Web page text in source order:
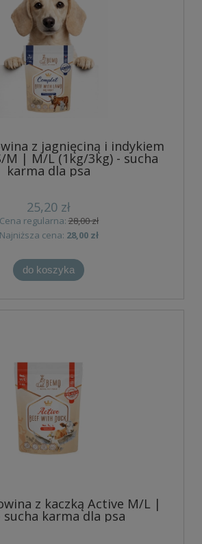
z jagnięciną i indykiem
M | M/L (1kg/3kg) - sucha
karma dla psa
25,20 zł
Cena regularna:28,00 zł
Najniższa cena: 28,00 zł
do koszyka
z kaczką Active M/L |
sucha karma dla psa